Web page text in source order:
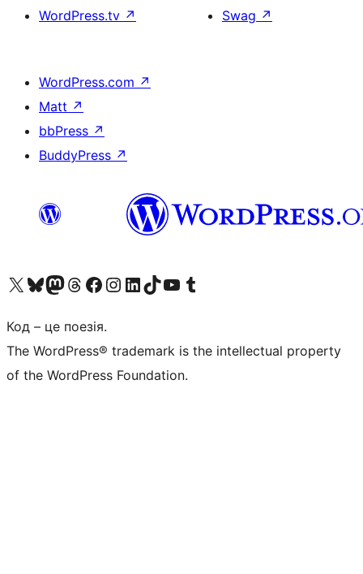
WordPress.tv ↗
Swag ↗
WordPress.com ↗
Matt ↗
bbPress ↗
BuddyPress ↗
Visit our X (formerly Twitter) account
Visit our Bluesky account
Завітайте до нашої стрічки в Mastodon
Visit our Threads account
Завітайте на нашу сторінку в Facebook
Visit our Instagram account
Visit our LinkedIn account
Visit our TikTok account
Visit our YouTube channel
Visit our Tumblr account
Код – це поезія.
The WordPress® trademark is the intellectual property
of the WordPress Foundation.